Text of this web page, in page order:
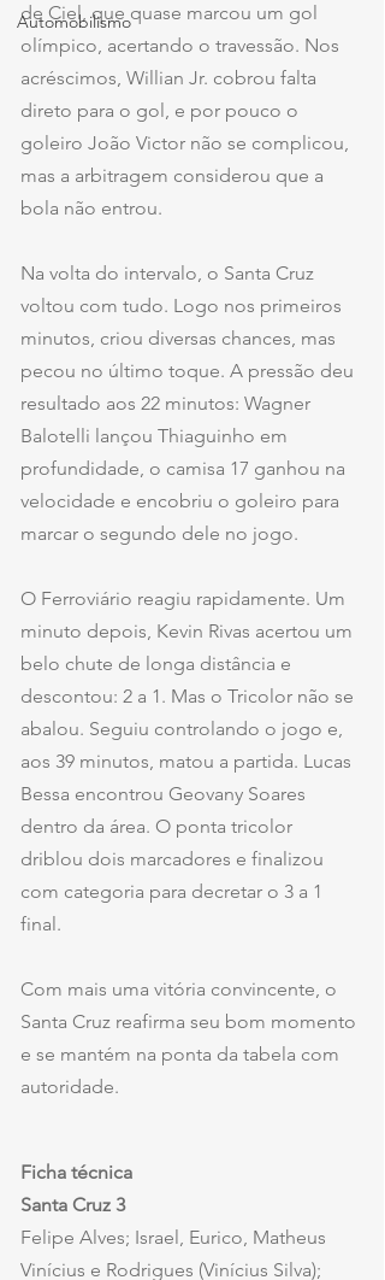
Automobilismo
de Ciel, que quase marcou um gol
olímpico, acertando o travessão. Nos
acréscimos, Willian Jr. cobrou falta
direto para o gol, e por pouco o
goleiro João Victor não se complicou,
mas a arbitragem considerou que a
bola não entrou.
Na volta do intervalo, o Santa Cruz
voltou com tudo. Logo nos primeiros
minutos, criou diversas chances, mas
pecou no último toque. A pressão deu
resultado aos 22 minutos: Wagner
Balotelli lançou Thiaguinho em
profundidade, o camisa 17 ganhou na
velocidade e encobriu o goleiro para
marcar o segundo dele no jogo.
O Ferroviário reagiu rapidamente. Um
minuto depois, Kevin Rivas acertou um
belo chute de longa distância e
descontou: 2 a 1. Mas o Tricolor não se
abalou. Seguiu controlando o jogo e,
aos 39 minutos, matou a partida. Lucas
Bessa encontrou Geovany Soares
dentro da área. O ponta tricolor
driblou dois marcadores e finalizou
com categoria para decretar o 3 a 1
final.
Com mais uma vitória convincente, o
Santa Cruz reafirma seu bom momento
e se mantém na ponta da tabela com
autoridade.
Ficha técnica
Santa Cruz 3
Felipe Alves; Israel, Eurico, Matheus
Vinícius e Rodrigues (Vinícius Silva);